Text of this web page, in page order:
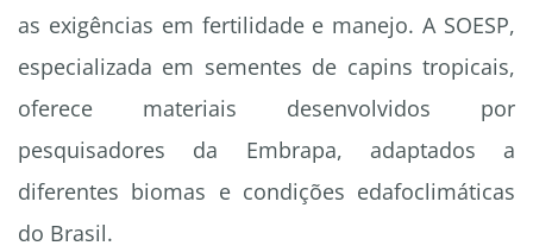
as exigências em fertilidade e manejo. A SOESP,
especializada em sementes de capins tropicais,
oferece materiais desenvolvidos por
pesquisadores da Embrapa, adaptados a
diferentes biomas e condições edafoclimáticas
do Brasil.